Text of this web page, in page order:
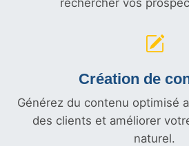
rechercher vos
Création de
Générez du contenu optimisé
des clients et améliorer
naturel.